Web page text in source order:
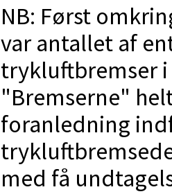
NB: Først
var antallet af
trykluftbremser
"Bremserne"
foranledning
med få